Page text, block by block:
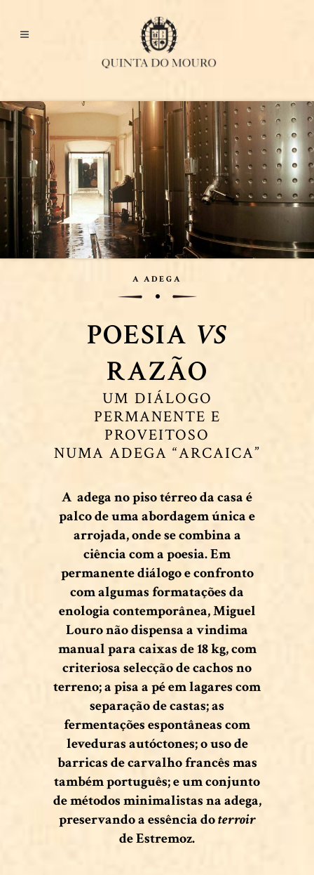
A ADEGA
POESIA VS
RAZÃO
UM DIÁLOGO
PERMANENTE E
PROVEITOSO
NUMA ADEGA “ARCAICA”
A adega no piso térreo da casa é
palco de uma abordagem única e
arrojada, onde se combina a
ciência com a poesia. Em
permanente diálogo e confronto
com algumas formatações da
enologia contemporânea, Miguel
Louro não dispensa a vindima
manual para caixas de 18 kg, com
criteriosa selecção de cachos no
terreno; a pisa a pé em lagares com
separação de castas; as
fermentações espontâneas com
leveduras autóctones; o uso de
barricas de carvalho francês mas
também português; e um conjunto
de métodos minimalistas na adega,
preservando a essência doterroir
de Estremoz.